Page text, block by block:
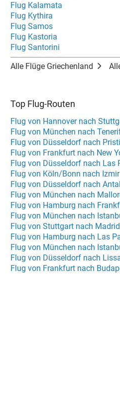
Flug Kalamata
Flug Kythira
Flug Samos
Flug Kastoria
Flug Santorini
Alle Flüge Griechenland
Top Flug-Routen
Flug von Hannover nach
Flug von München nach
Flug von Düsseldorf nach
Flug von Frankfurt nach New
Flug von Düsseldorf nach Las
Flug von Köln/Bonn nach Izmir
Flug von Düsseldorf nach
Flug von München nach
Flug von Hamburg nach
Flug von Stuttgart nach Madrid
Flug von Hamburg nach Las
Flug von München nach
Flug von Düsseldorf nach
Flug von Frankfurt nach